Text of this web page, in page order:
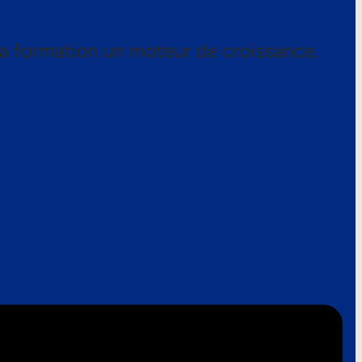
formation un moteur de croissance.